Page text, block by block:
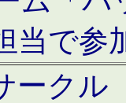
当で参
ークル